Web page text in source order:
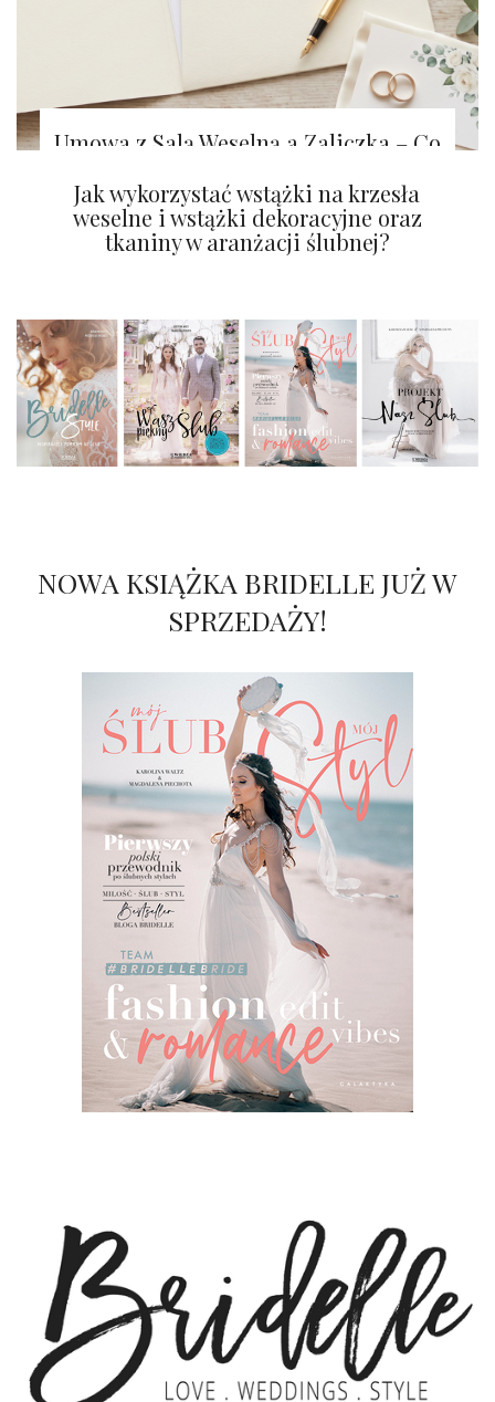
Umowa z Salą Weselną a Zaliczka – Co
Tapety na ścianę z efektem WOW!
Jak wykorzystać wstążki na krzesła
weselne i wstążki dekoracyjne oraz
tkaniny w aranżacji ślubnej?
NOWA KSIĄŻKA BRIDELLE JUŻ W
SPRZEDAŻY!